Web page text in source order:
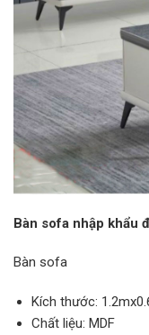
Bàn sofa nhập khẩu
Bàn sofa
Kích thước:
Chất liệu: MDF